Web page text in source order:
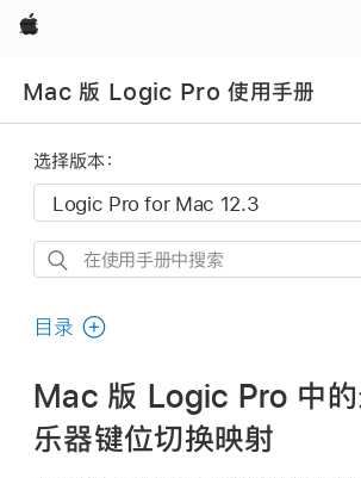
Apple
Mac 版 Logic Pro 使用手册
选择版本：
在
用
册
中
搜
目录
Mac 版 Logic Pro 中的
乐器键位切换映射